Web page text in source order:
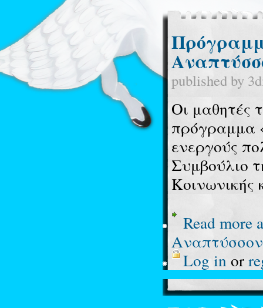
published by
Οι μαθητές
πρόγραμμα
ενεργούς
Συμβούλιο
Κοινωνικής
Read more
Log in or